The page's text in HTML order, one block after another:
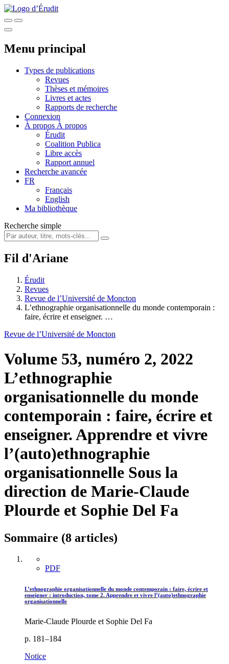
Menu principal
Types de publications
Revues
Thèses et mémoires
Livres et actes
Rapports de recherche
Connexion
À propos À propos
Érudit
Coalition Publica
Libre accès
Rapport annuel
Recherche avancée
FR
Français
English
Ma bibliothèque
Recherche simple
Fil d'Ariane
Érudit
Revues
Revue de l’Université de Moncton
L’ethnographie organisationnelle du monde contemporain :
faire, écrire et enseigner. …
Revue de l’Université de Moncton
Volume 53, numéro 2, 2022
L’ethnographie
organisationnelle du monde
contemporain : faire, écrire et
enseigner. Apprendre et vivre
l’(auto)ethnographie
organisationnelle Sous la
direction de Marie-Claude
Plourde et Sophie Del Fa
Sommaire (8 articles)
PDF
L’ethnographie organisationnelle du monde contemporain : faire, écrire et
enseigner : introduction, tome 2. Apprendre et vivre l’(auto)ethnographie
organisationnelle
Marie-Claude Plourde et Sophie Del Fa
p. 181–184
Notice